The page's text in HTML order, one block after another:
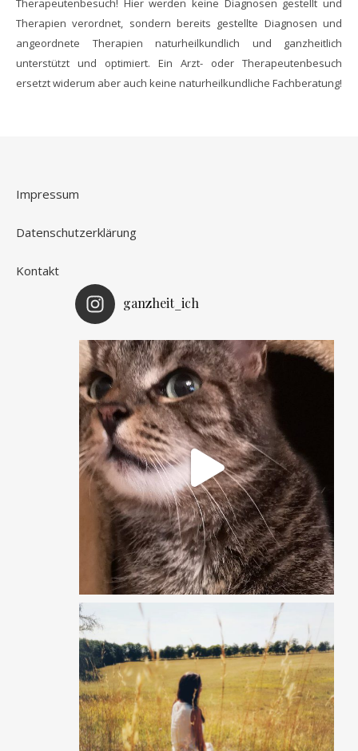
Therapeutenbesuch! Hier werden keine Diagnosen gestellt und
Therapien verordnet, sondern bereits gestellte Diagnosen und
angeordnete Therapien naturheilkundlich und ganzheitlich
unterstützt und optimiert. Ein Arzt- oder Therapeutenbesuch
ersetzt widerum aber auch keine naturheilkundliche Fachberatung!
Impressum
Datenschutzerklärung
Kontakt
ganzheit_ich